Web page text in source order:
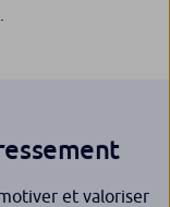
et valoriser